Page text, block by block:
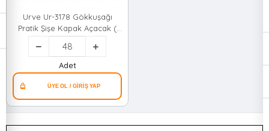
Urve Ur-3178 Gökkuşağı
Pratik Şişe Kapak Açacak (
Renkli Plastik Saplı & Metal
)*48x1
Adet